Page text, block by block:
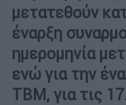
μετατεθούν
έναρξη
ημερομηνία
ενώ για την
ΤΒΜ, για τις